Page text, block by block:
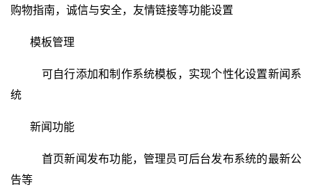
购物指南，诚信与安全，友情链接等功能设置
模板管理
可自行添加和制作系统模板，实现个性化设置新闻系
统
新闻功能
首页新闻发布功能，管理员可后台发布系统的最新公
告等